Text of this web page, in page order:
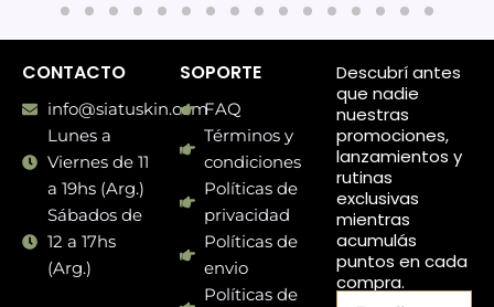
CONTACTO
info@siatuskin.com
Lunes a
Viernes de 11
a 19hs (Arg.)
Sábados de
12 a 17hs
(Arg.)
SOPORTE
FAQ
Términos y
condiciones
Políticas de
privacidad
Políticas de
envio
Políticas de
Descubrí antes
que nadie
nuestras
promociones,
lanzamientos y
rutinas
exclusivas
mientras
acumulás
puntos en cada
compra.